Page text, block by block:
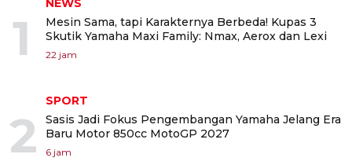
1
NEWS
Mesin Sama, tapi Karakternya Berbeda! Kupas 3
Skutik Yamaha Maxi Family: Nmax, Aerox dan Lexi
22 jam
2
SPORT
Sasis Jadi Fokus Pengembangan Yamaha Jelang Era
Baru Motor 850cc MotoGP 2027
6 jam